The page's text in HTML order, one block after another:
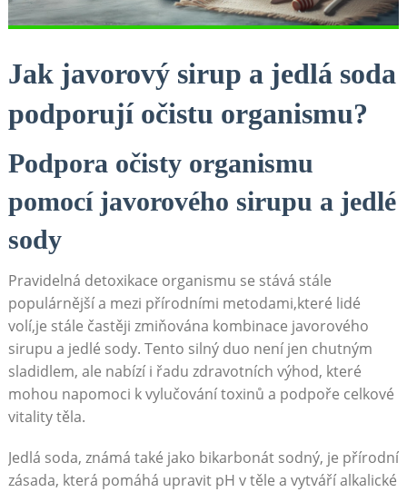
Jak javorový sirup a jedlá soda
podporují očistu organismu?
Podpora očisty organismu
pomocí javorového sirupu a jedlé
sody
Pravidelná detoxikace organismu se stává stále⁢
populárnější a mezi přírodními ‌metodami,které lidé ​
volí,je stále častěji zmiňována kombinace‌ javorového
sirupu a jedlé sody. Tento silný duo není jen chutným‍
sladidlem, ale nabízí i ⁤řadu ‍zdravotních výhod, které
mohou napomoci k vylučování toxinů‍ a ⁢podpoře celkové
vitality těla.
Jedlá soda, známá také jako bikarbonát ⁣sodný, je přírodní
zásada, která‌ pomáhá upravit pH ⁣v těle a vytváří alkalické